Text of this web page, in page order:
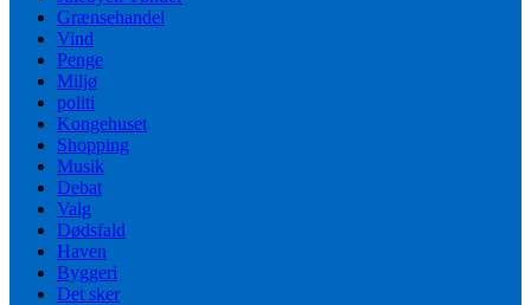
Grænsehandel
Vind
Penge
Miljø
politi
Kongehuset
Shopping
Musik
Debat
Valg
Dødsfald
Haven
Byggeri
Det sker